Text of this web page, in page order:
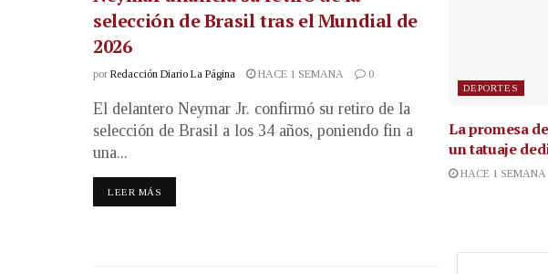
selección de Brasil tras el Mundial de
2026
por Redacción Diario La Página HACE 1 SEMANA 0
El delantero Neymar Jr. confirmó su retiro de la
selección de Brasil a los 34 años, poniendo fin a
una...
LEER MÁS
DEPORTES
La promesa
un tatuaje
HACE 1 SEMANA